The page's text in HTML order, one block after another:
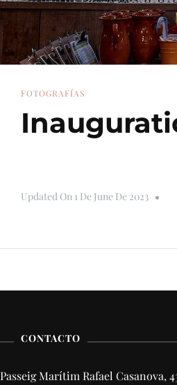
FOTOGRAFÍAS
Updated On 1 De June De 2023
CONTACTO
Passeig Marítim Rafael Casanova,